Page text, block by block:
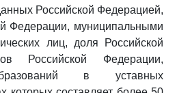
Российской Федерацией,
Федерации, муниципальными
лиц, доля Российской
Российской Федерации,
в уставных